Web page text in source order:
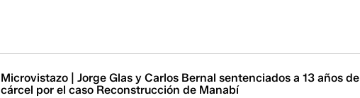
Microvistazo | Jorge Glas y Carlos Bernal sentenciados a 13 años de
cárcel por el caso Reconstrucción de Manabí